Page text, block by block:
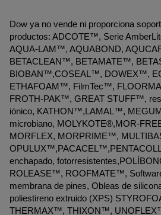
Dow ya no vende ni proporciona
productos: ADCOTE™, Serie
AQUA-LAM™, AQUABOND,
BETACLEAN™, BETAMATE™,
BIOBAN™,COSEAL™, DOWEX™,
ETHAFOAM™, FilmTec™,
FROTH-PAK™, GREAT STUFF™,
iónico, KATHON™,LAMAL™,
microbiano, MOLYKOTE®,MOR-
MORFLEX, MORPRIME™,
enchapado,
ROLEASE™, ROOFMATE™,
membrana de pines, Obleas de
poliestireno extruido (XPS)
THERMAX™, THIXON™,